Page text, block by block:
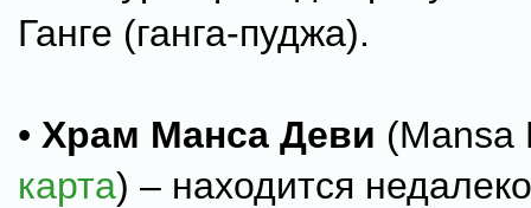
Ганге (ганга-пуджа).
• Храм Манса Деви (Mansa
карта) – находится